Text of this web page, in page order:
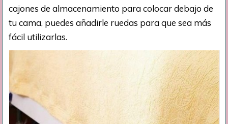
cajones de almacenamiento para colocar debajo de
tu cama, puedes añadirle ruedas para que sea más
fácil utilizarlas.